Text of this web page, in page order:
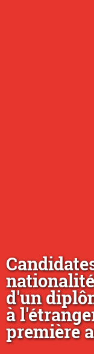
d'un
à
première